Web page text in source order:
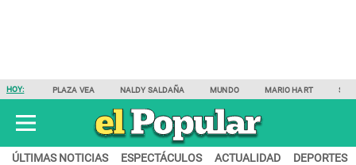
HOY: PLAZA VEA NALDY SALDAÑA MUNDO MARIO HART
ÚLTIMAS NOTICIAS ESPECTÁCULOS ACTUALIDAD DEPORTES